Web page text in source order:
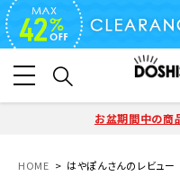
お盆期間中の商
HOME はやぽんさんのレビュー